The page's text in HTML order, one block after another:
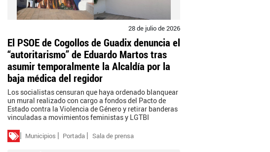
28 de julio de 2026
El PSOE de Cogollos de Guadix denuncia el
“autoritarismo” de Eduardo Martos tras
asumir temporalmente la Alcaldía por la
baja médica del regidor
Los socialistas censuran que haya ordenado blanquear
un mural realizado con cargo a fondos del Pacto de
Estado contra la Violencia de Género y retirar banderas
vinculadas a movimientos feministas y LGTBI
Municipios Portada Sala de prensa